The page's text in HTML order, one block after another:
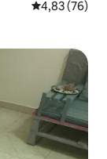
Évaluation
4,83 (76)